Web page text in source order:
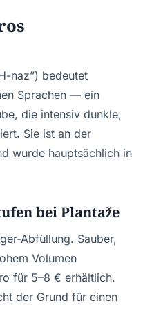
naz”) bedeutet
Sprachen — ein
die intensiv dunkle,
Sie ist an der
wurde hauptsächlich in
bei Plantaže
Abfüllung. Sauber,
Volumen
für 5–8 € erhältlich.
der Grund für einen